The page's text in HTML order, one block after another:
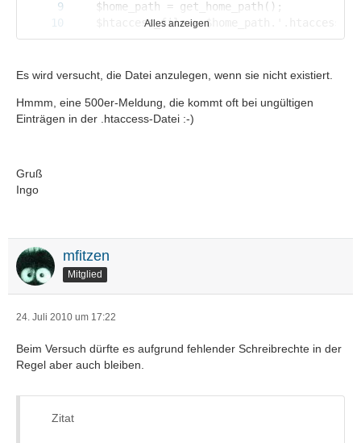
}
Alles anzeigen
Es wird versucht, die Datei anzulegen, wenn sie nicht existiert.
Hmmm, eine 500er-Meldung, die kommt oft bei ungültigen
Einträgen in der .htaccess-Datei :-)
Gruß
Ingo
mfitzen
Mitglied
24. Juli 2010 um 17:22
Beim Versuch dürfte es aufgrund fehlender Schreibrechte in der
Regel aber auch bleiben.
Zitat